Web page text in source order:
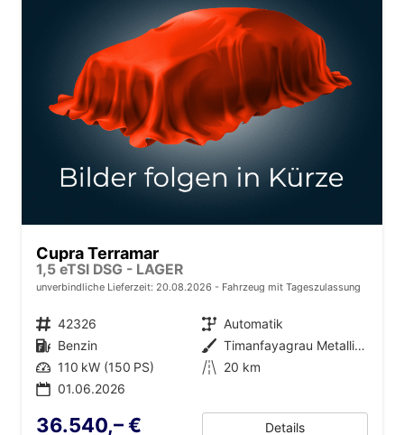
Cupra Terramar
1,5 eTSI DSG - LAGER
unverbindliche Lieferzeit: 20.08.2026 Fahrzeug mit Tageszulassung
Fahrzeugnr. 42326 Getriebe Automatik
Kraftstoff Benzin Außenfarbe
Timanfayagrau Metallic (N7)
Leistung 110 kW (150 PS) Kilometerstand 20 km
01.06.2026
36.540,– € Details